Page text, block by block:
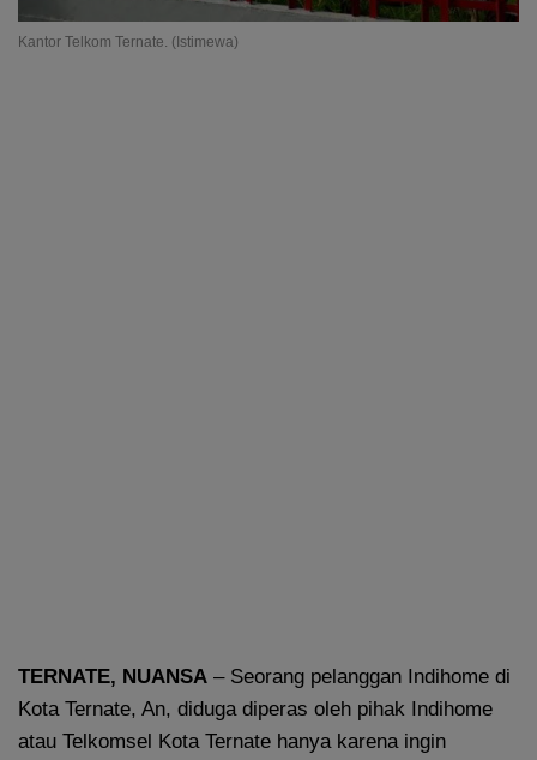
Kantor Telkom Ternate. (Istimewa)
TERNATE, NUANSA – Seorang pelanggan Indihome di
Kota Ternate, An, diduga diperas oleh pihak Indihome
atau Telkomsel Kota Ternate hanya karena ingin